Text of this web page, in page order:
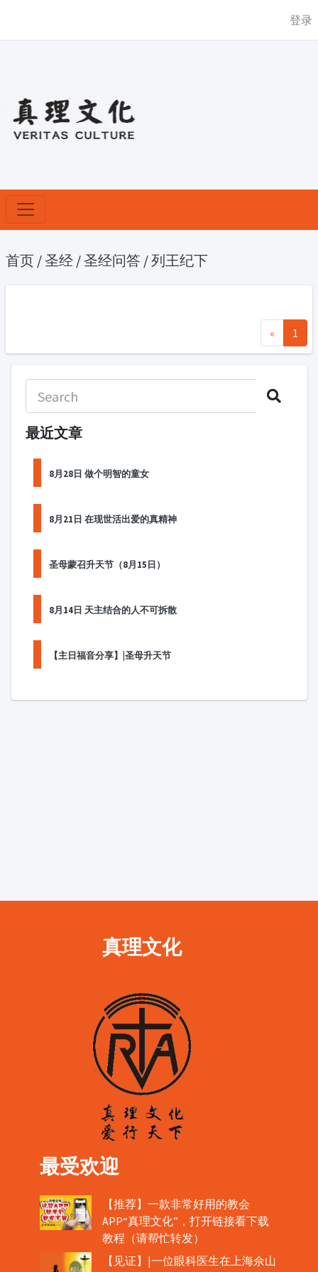
登录
首页 /圣经 /圣经问答 /列王纪下
« 1
最近文章
8月28日 做个明智的童女
8月21日 在现世活出爱的真精神
圣母蒙召升天节（8月15日）
8月14日 天主结合的人不可拆散
【主日福音分享】|圣母升天节
真理文化
最受欢迎
【推荐】一款非常好用的教会
APP“真理文化”，打开链接看下载
教程（请帮忙转发）
【见证】|一位眼科医生在上海佘山